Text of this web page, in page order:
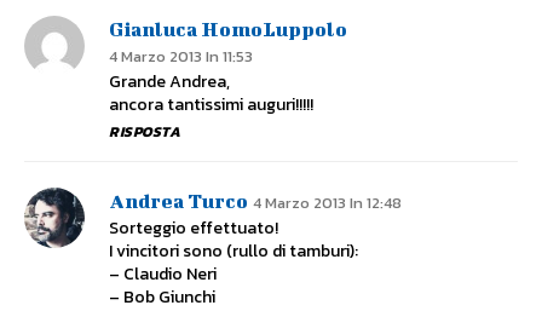
Gianluca HomoLuppolo
4 Marzo 2013 In 11:53
Grande Andrea,
ancora tantissimi auguri!!!!!
RISPOSTA
Andrea Turco 4 Marzo 2013 In 12:48
Sorteggio effettuato!
I vincitori sono (rullo di tamburi):
– Claudio Neri
– Bob Giunchi